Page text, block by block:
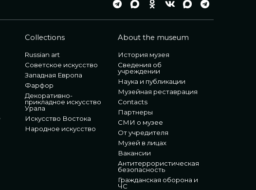
Collections
Russian art
Советское искусство
Западная Европа
Фарфор
Декоративно-
прикладное искусство
Урала
Искусство Востока
Народное искусство
About the museum
История музея
Сведения об
учреждении
Наука и публикации
Музейная реставрация
Contacts
Партнеры
СМИ о музее
От учредителя
Музей в лицах
Вакансии
Антитеррористическая
безопасность
Гражданская оборона и
ЧС